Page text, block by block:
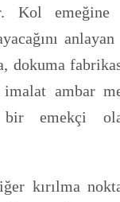
Kol emeğine
dokuma
ambar
emekçi
kırılma